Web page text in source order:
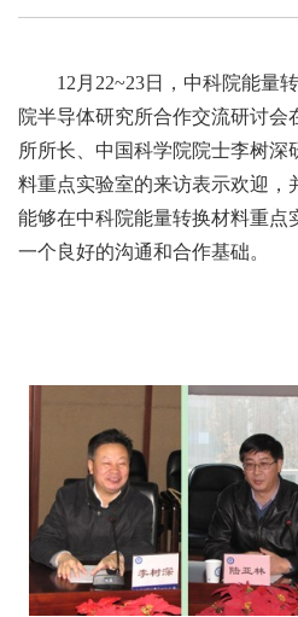
12月22~23日，中科院能量
院半导体研究所合作交流研讨
所所长、中国科学院院士李树
料重点实验室的来访表示欢迎，
能够在中科院能量转换材料重点
一个良好的沟通和合作基础。